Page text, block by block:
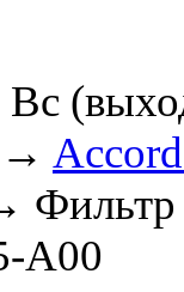
→
Фильтр
A00